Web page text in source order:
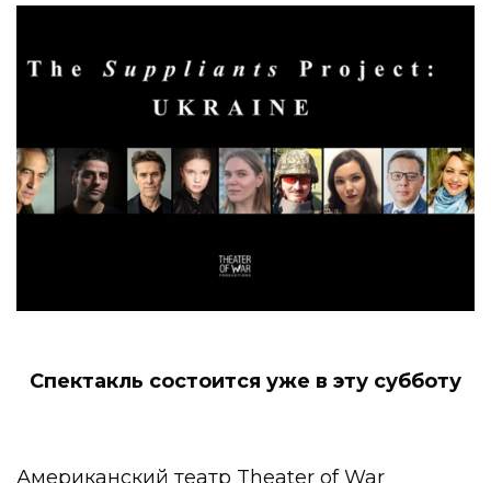
Спектакль состоится уже в эту субботу
Американский театр Theater of War